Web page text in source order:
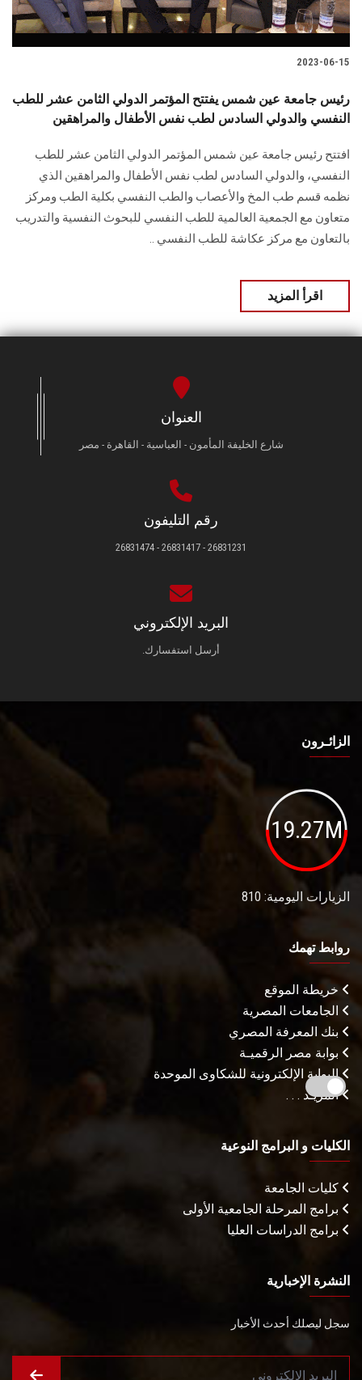
الدراسات العليا
الموظفون
الزائـرون
سجل الان
2023-06-15
رئيس جامعة عين شمس يفتتح المؤتمر الدولي الثامن عشر للطب
النفسي والدولي السادس لطب نفس الأطفال والمراهقين
افتتح رئيس جامعة عين شمس المؤتمر الدولي الثامن عشر للطب
النفسي، والدولي السادس لطب نفس الأطفال والمراهقين الذي
نظمه قسم طب المخ والأعصاب والطب النفسي بكلية الطب ومركز
متعاون مع الجمعية العالمية للطب النفسي للبحوث النفسية والتدريب
بالتعاون مع مركز عكاشة للطب النفسي ..
اقرأ المزيد
العنوان
شارع الخليفة المأمون - العباسية - القاهرة - مصر
رقم التليفون
26831231 - 26831417 - 26831474
البريد الإلكتروني
أرسل استفسارك.
الزائـرون
19.27M
الزيارات اليومية: 810
روابط تهمك
خريطة الموقع
الجامعات المصرية
بنك المعرفة المصري
بوابة مصر الرقميـة
البوابة الإلكترونية للشكاوى الموحدة
المزيـد . . .
الكليات و البرامج النوعية
كليات الجامعة
برامج المرحلة الجامعية الأولى
برامج الدراسات العليا
النشرة الإخبارية
سجل ليصلك أحدث الأخبار